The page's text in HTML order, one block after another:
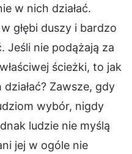
w nich działać.
głębi duszy i bardzo
Jeśli nie podążają za
ścieżki, to jak
Zawsze, gdy
wybór, nigdy
ludzie nie myślą
jej w ogóle nie